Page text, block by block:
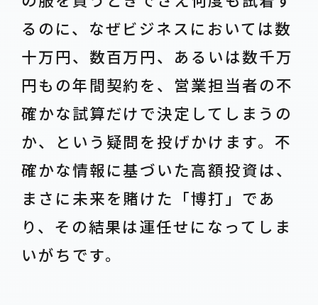
るのに、なぜビジネスにおいては数
十万円、数百万円、あるいは数千万
円もの年間契約を、営業担当者の不
確かな試算だけで決定してしまうの
か、という疑問を投げかけます。不
確かな情報に基づいた高額投資は、
まさに未来を賭けた「博打」であ
り、その結果は運任せになってしま
いがちです。